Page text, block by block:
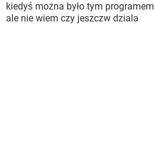
kiedyś można było tym programem
ale nie wiem czy jeszczw dziala